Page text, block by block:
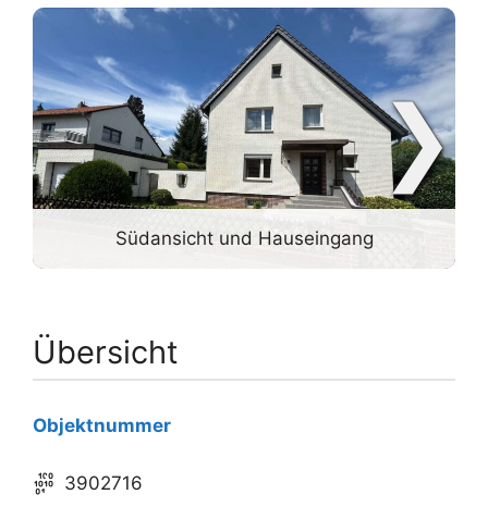
Südansicht und Hauseingang
❯
Übersicht
Objektnummer
3902716